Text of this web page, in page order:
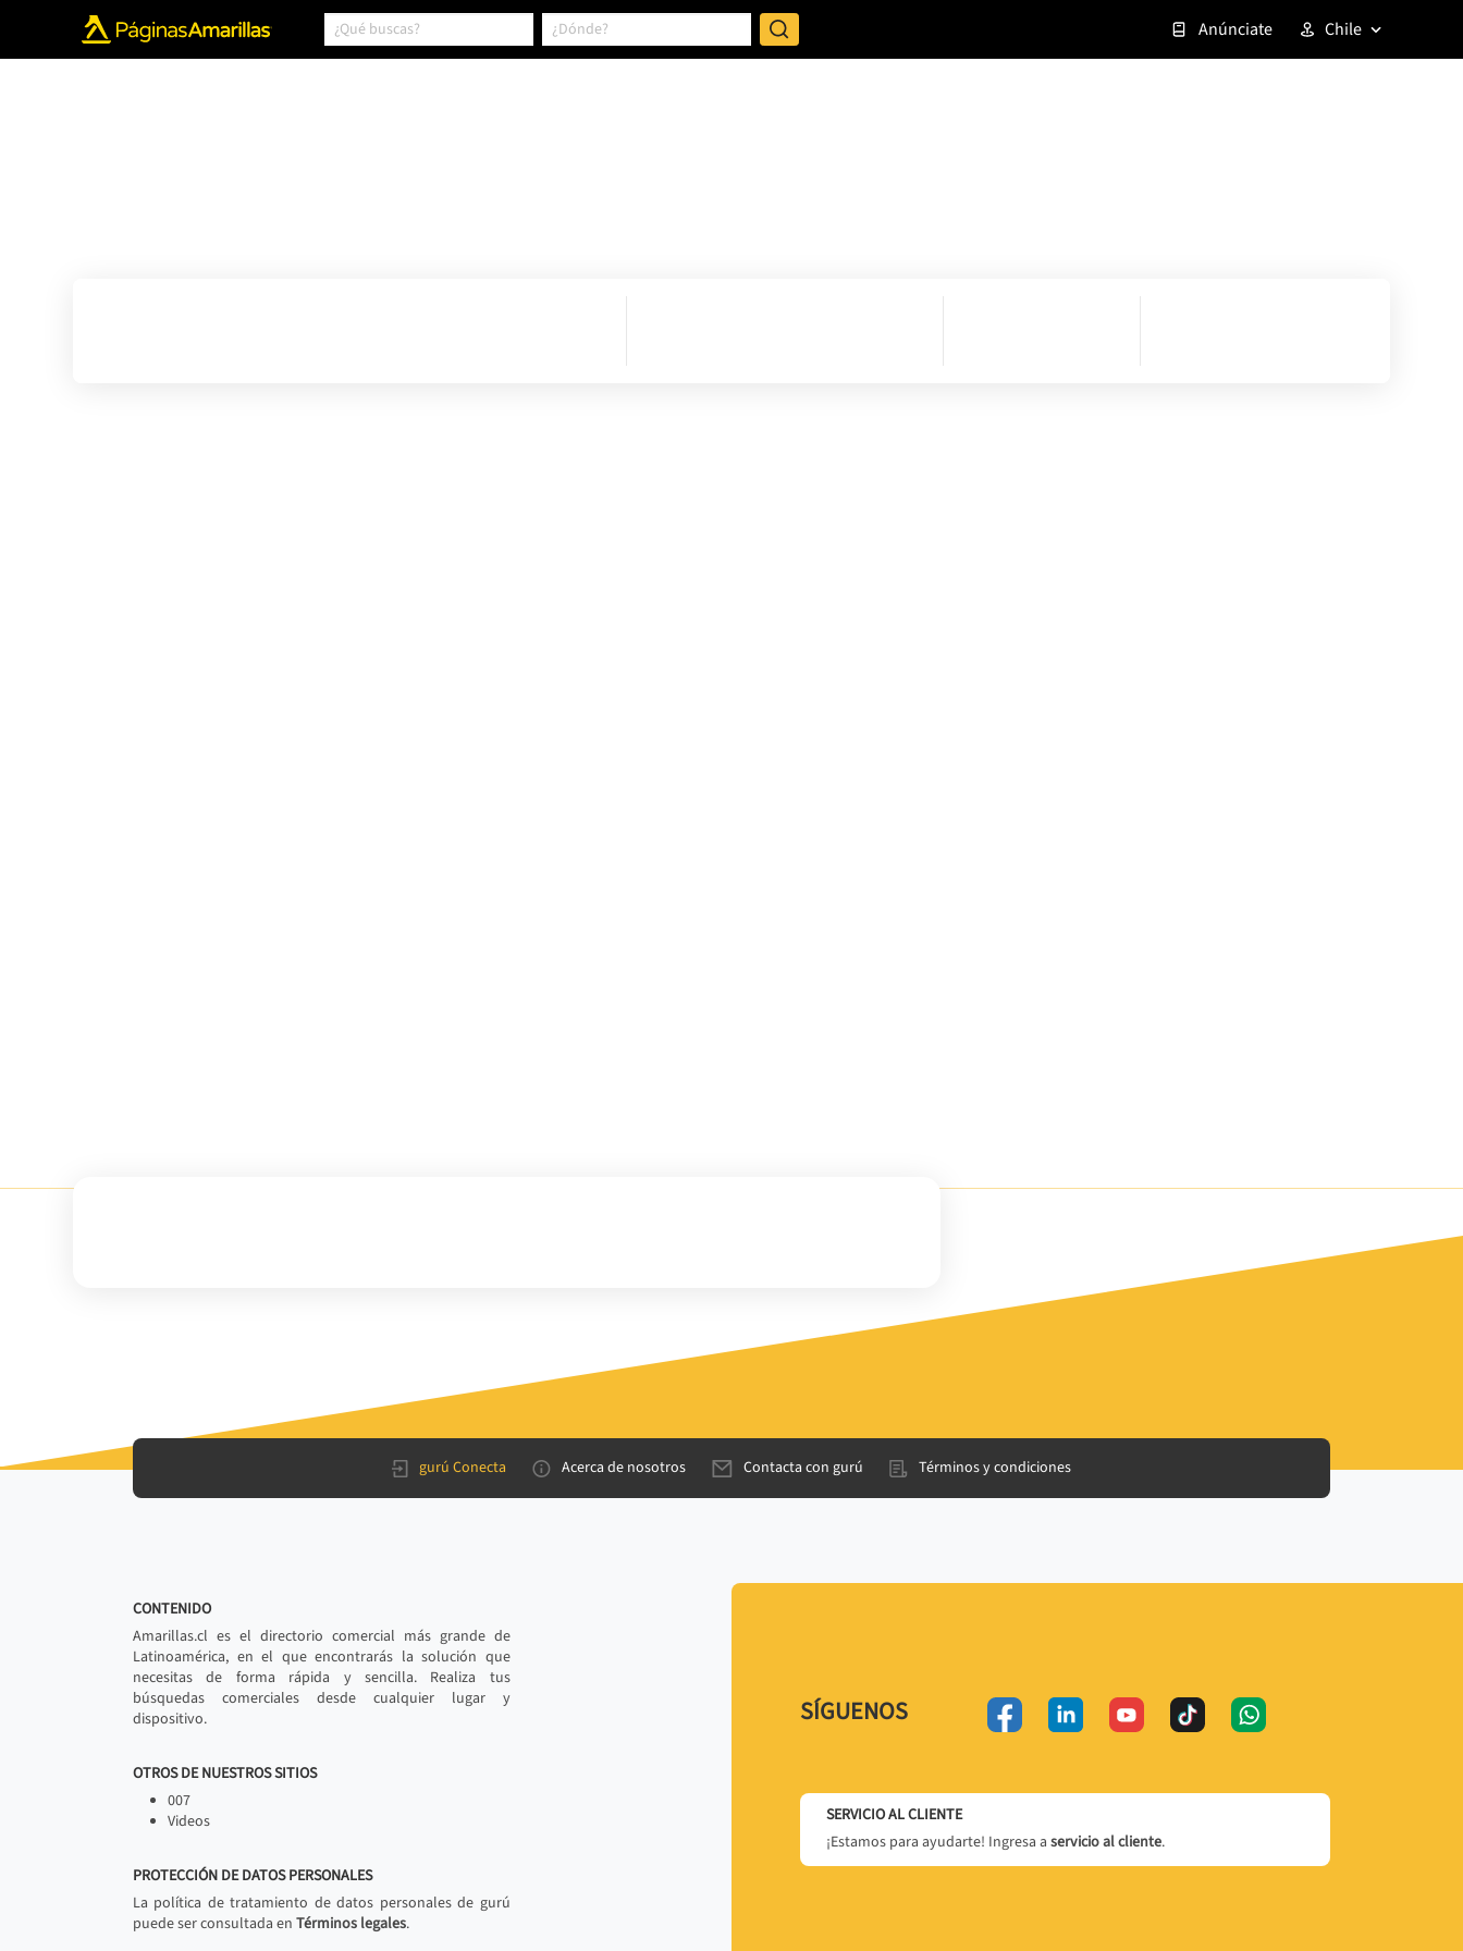
Anúnciate Chile
gurú Conecta Acerca de nosotros Contacta con gurú Términos y condiciones
CONTENIDO
Amarillas.cl es el directorio comercial más grande de
Latinoamérica, en el que encontrarás la solución que
necesitas de forma rápida y sencilla. Realiza tus
búsquedas comerciales desde cualquier lugar y
dispositivo.
OTROS DE NUESTROS SITIOS
007
Videos
PROTECCIÓN DE DATOS PERSONALES
La política de tratamiento de datos personales de gurú
puede ser consultada en Términos legales.
SÍGUENOS
SERVICIO AL CLIENTE
¡Estamos para ayudarte! Ingresa a servicio al cliente.